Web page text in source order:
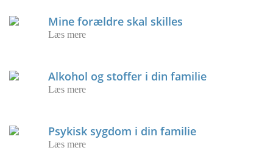
Mine forældre skal skilles
Læs mere
Alkohol og stoffer i din familie
Læs mere
Psykisk sygdom i din familie
Læs mere